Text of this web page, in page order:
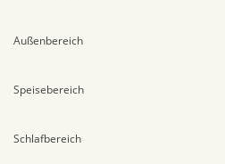
Außenbereich
Speisebereich
Schlafbereich